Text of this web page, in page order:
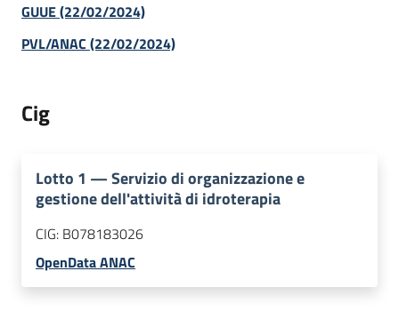
GUUE (22/02/2024)
PVL/ANAC (22/02/2024)
Cig
Lotto 1 —Servizio di organizzazione e
gestione dell'attività di idroterapia
CIG: B078183026
OpenData ANAC